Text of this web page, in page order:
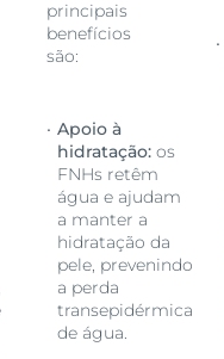
principais
benefícios
são:
Apoio à
hidratação: os
FNHs retêm
água e ajudam
a manter a
hidratação da
pele, prevenindo
a perda
transepidérmica
de água.